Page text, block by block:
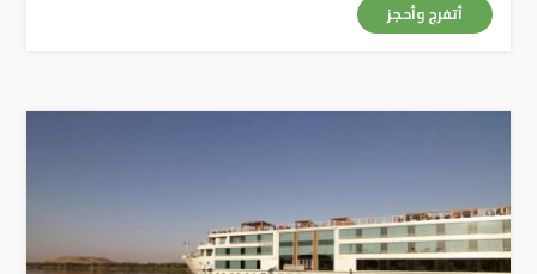
أتفرج وأحجز